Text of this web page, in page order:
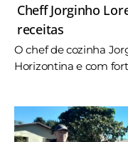
Cheff Jorginho
receitas
O chef de cozinha
Horizontina e com